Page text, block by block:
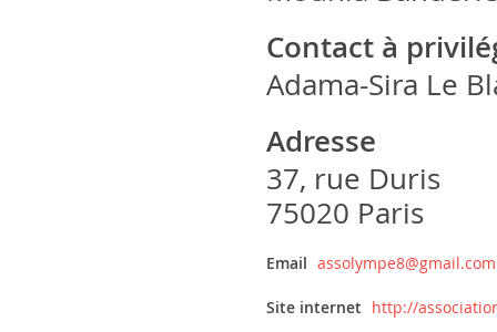
Contact à
Adama-Sira Le
Adresse
37, rue Duris
75020 Paris
Email assolympe8@gmail.com
Site internet http://